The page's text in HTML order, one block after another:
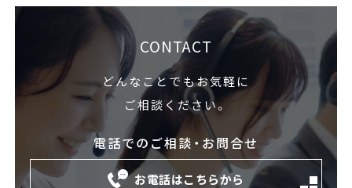
CONTACT
どんなことでもお気軽に
ご相談ください。
電話でのご相談・お問合せ
お電話はこちらから